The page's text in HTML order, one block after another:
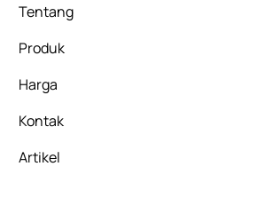
Tentang
Produk
Harga
Kontak
Artikel